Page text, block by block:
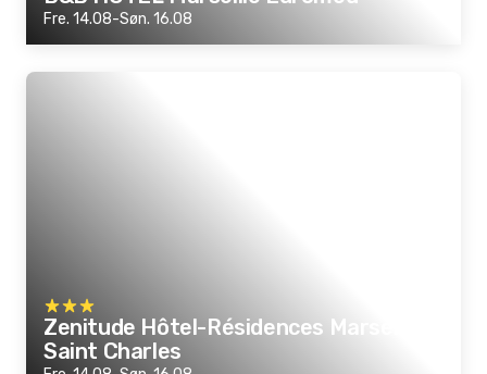
Fre. 14.08-Søn. 16.08
Zenitude Hôtel-Résidences Marseille
Saint Charles